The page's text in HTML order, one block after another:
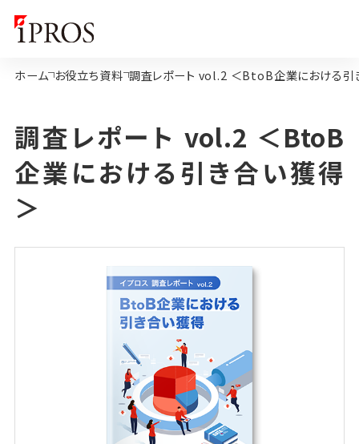
ホーム お役立ち資料 調査レポート vol.2 ＜BtoB企業における引
調査レポート vol.2 ＜BtoB
企業における引き合い獲得
＞